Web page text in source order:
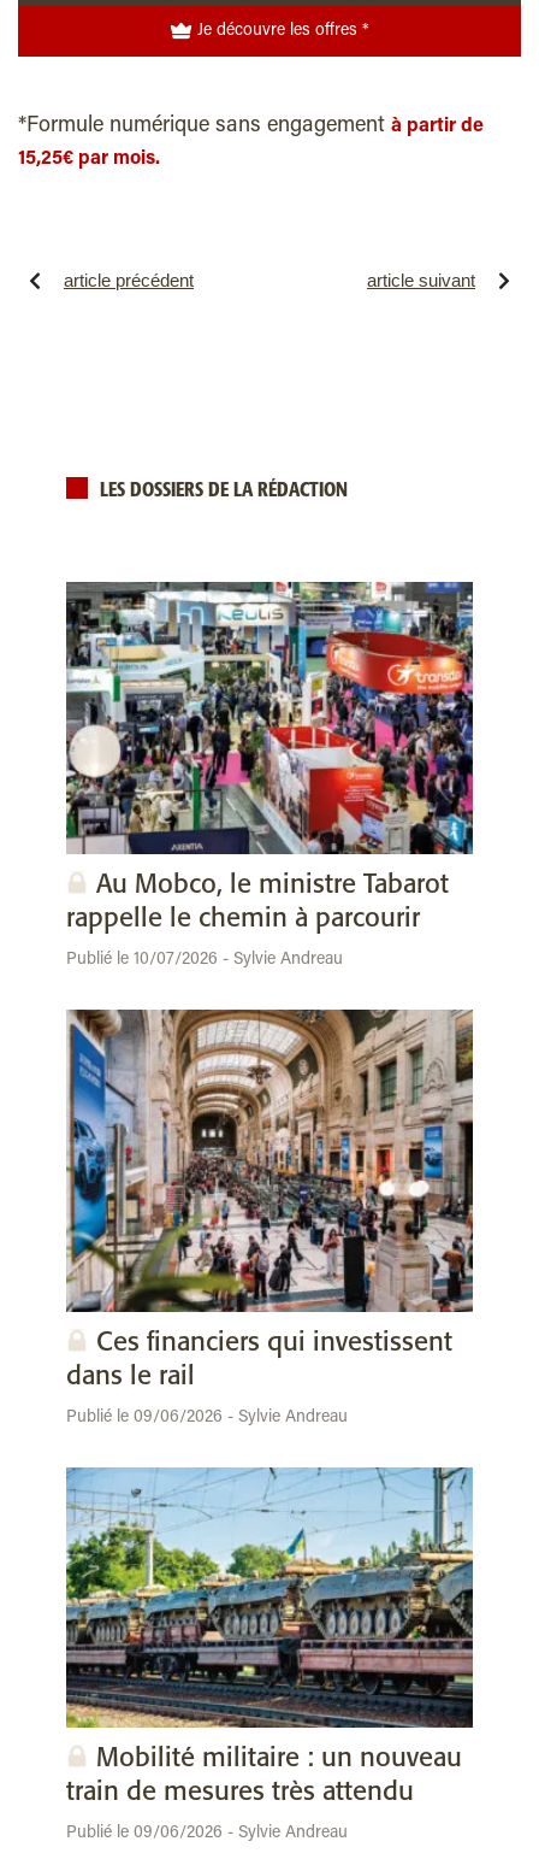
Je découvre les offres *
*Formule numérique sans engagement à partir de
15,25€ par mois.
article précédent article suivant
LES DOSSIERS DE LA RÉDACTION
Au Mobco, le ministre Tabarot
rappelle le chemin à parcourir
Publié le 10/07/2026 - Sylvie Andreau
Ces financiers qui investissent
dans le rail
Publié le 09/06/2026 - Sylvie Andreau
Mobilité militaire : un nouveau
train de mesures très attendu
Publié le 09/06/2026 - Sylvie Andreau